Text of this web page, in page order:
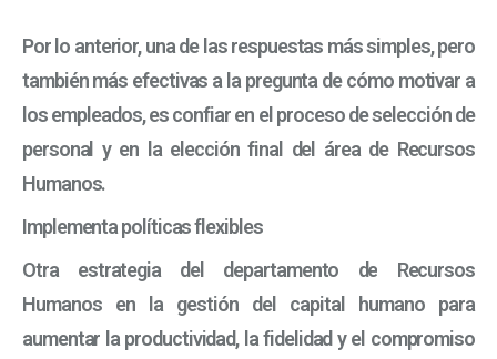
Por lo anterior, una de las respuestas más simples, pero
también más efectivas a la pregunta de cómo motivar a
los empleados, es confiar en el proceso de selección de
personal y en la elección final del área de Recursos
Humanos.
Implementa políticas flexibles
Otra estrategia del departamento de Recursos
Humanos en la gestión del capital humanopara
aumentar la productividad, la fidelidad y el compromiso